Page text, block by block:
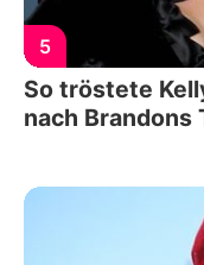
5
So tröstete
nach Brandons